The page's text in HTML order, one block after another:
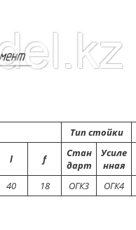
Тип стойки
l f
Стан
дарт
Усиле
нная
40 18 ОГК3 ОГК4